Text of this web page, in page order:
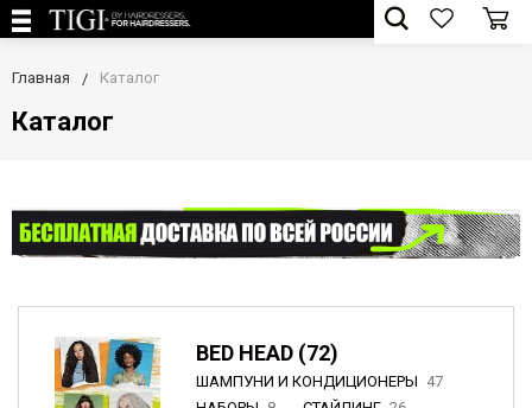
Главная Каталог
Каталог
BED HEAD (72)
ШАМПУНИ И КОНДИЦИОНЕРЫ 47